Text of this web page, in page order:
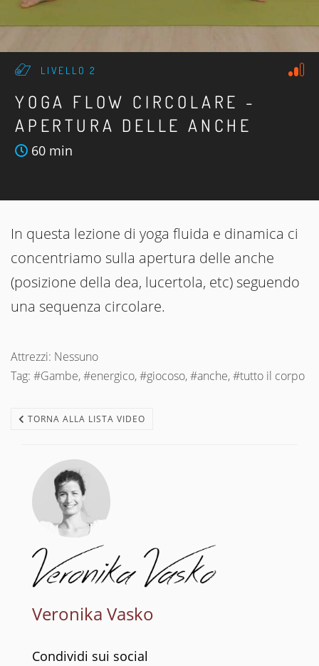
LIVELLO 2
YOGA FLOW CIRCOLARE -
APERTURA DELLE ANCHE
60 min
In questa lezione di yoga fluida e dinamica ci
concentriamo sulla apertura delle anche
(posizione della dea, lucertola, etc) seguendo
una sequenza circolare.
Attrezzi: Nessuno
Tag: #Gambe, #energico, #giocoso, #anche, #tutto il corpo
TORNA ALLA LISTA VIDEO
Veronika Vasko
Condividi sui social